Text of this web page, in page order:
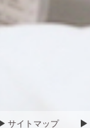
サイトマップ